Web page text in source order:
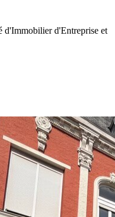
d'Immobilier d'Entreprise et